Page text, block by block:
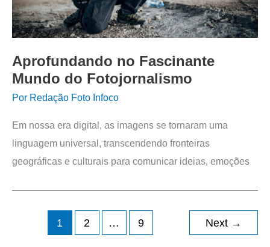
Aprofundando no Fascinante
Mundo do Fotojornalismo
Por Redação Foto Infoco
Em nossa era digital, as imagens se tornaram uma
linguagem universal, transcendendo fronteiras
geográficas e culturais para comunicar ideias, emoções
1 2 … 9 Next →